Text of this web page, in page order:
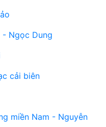
Ngọc Dung
cải biên
miền Nam - Nguyễn